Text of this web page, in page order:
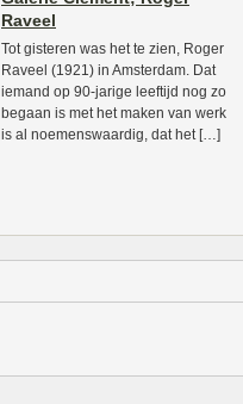
Raveel
Tot gisteren was het te zien, Roger
Raveel (1921) in Amsterdam. Dat
iemand op 90-jarige leeftijd nog zo
begaan is met het maken van werk
is al noemenswaardig, dat het […]